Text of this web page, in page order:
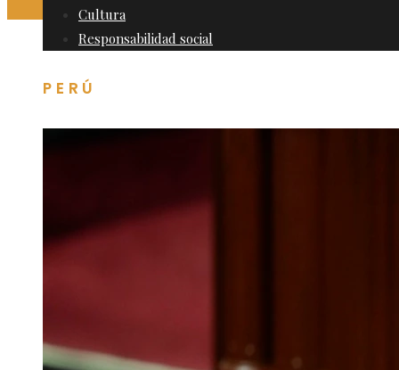
Cultura
Responsabilidad social
PERÚ